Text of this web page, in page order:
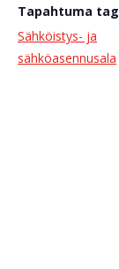
Tapahtuma
Sähköistys- ja
sähköasennusala